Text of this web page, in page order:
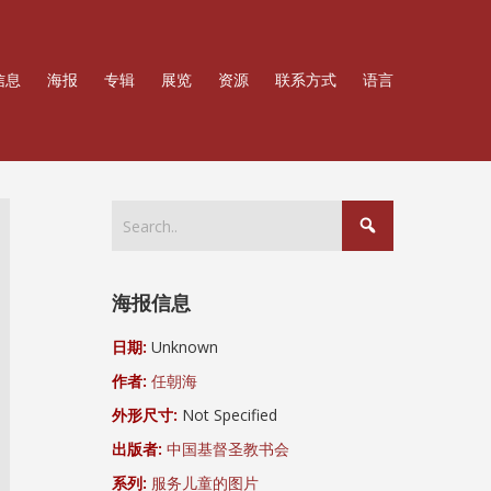
息 海报 专辑 展览 资源 联系方式 语言
海报信息
日期: Unknown
作者: 任朝海
外形尺寸: Not Specified
出版者: 中国基督圣教书会
系列: 服务儿童的图片